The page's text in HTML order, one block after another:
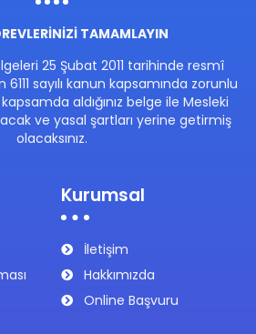
TAMAMLAYIN
25 Şubat 2011 tarihinde resmî
sayılı kanun kapsamında zorunlu
aldığınız belge ile Mesleki
ve yasal şartları yerine getirmiş
olacaksınız.
Kurumsal
İletişim
Hakkımızda
Online Başvuru